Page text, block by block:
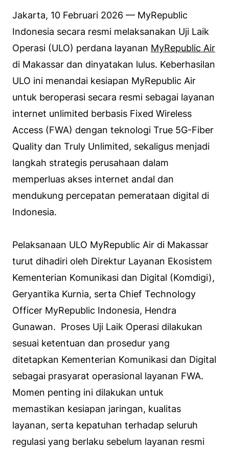
Jakarta, 10 Februari 2026 — MyRepublic
Indonesia secara resmi melaksanakan Uji Laik
Operasi (ULO) perdana layanan MyRepublic Air
di Makassar dan dinyatakan lulus. Keberhasilan
ULO ini menandai kesiapan MyRepublic Air
untuk beroperasi secara resmi sebagai layanan
internet unlimited berbasis Fixed Wireless
Access (FWA) dengan teknologi True 5G-Fiber
Quality dan Truly Unlimited, sekaligus menjadi
langkah strategis perusahaan dalam
memperluas akses internet andal dan
mendukung percepatan pemerataan digital di
Indonesia.
Pelaksanaan ULO MyRepublic Air di Makassar
turut dihadiri oleh Direktur Layanan Ekosistem
Kementerian Komunikasi dan Digital (Komdigi),
Geryantika Kurnia, serta Chief Technology
Officer MyRepublic Indonesia, Hendra
Gunawan. Proses Uji Laik Operasi dilakukan
sesuai ketentuan dan prosedur yang
ditetapkan Kementerian Komunikasi dan Digital
sebagai prasyarat operasional layanan FWA.
Momen penting ini dilakukan untuk
memastikan kesiapan jaringan, kualitas
layanan, serta kepatuhan terhadap seluruh
regulasi yang berlaku sebelum layanan resmi